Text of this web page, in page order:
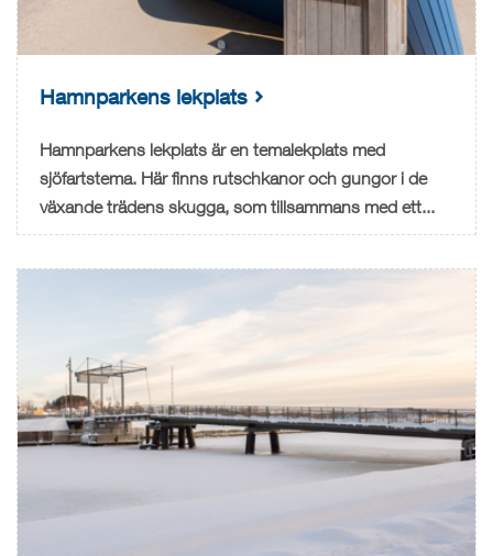
Hamnparkens lekplats
Hamnparkens lekplats är en temalekplats med
sjöfartstema. Här finns rutschkanor och gungor i de
växande trädens skugga, som tillsammans med ett...